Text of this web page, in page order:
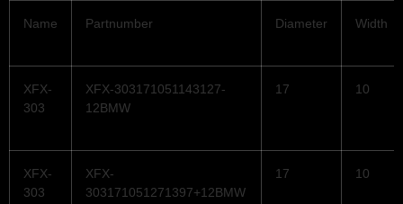
Name Partnumber Diameter Width
XFX-
303
XFX-303171051143127-
12BMW
17 10
XFX-
303
XFX-
303171051271397+12BMW
17 10